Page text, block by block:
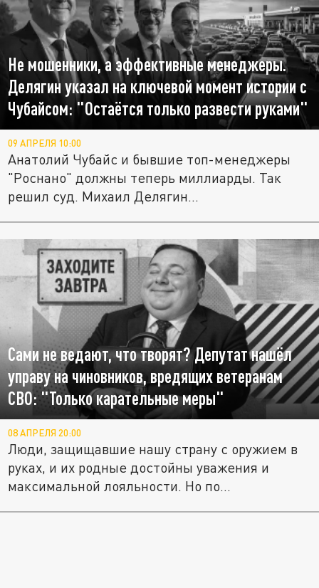
Не мошенники, а эффективные менеджеры.
Делягин указал на ключевой момент истории с
Чубайсом: "Остаётся только развести руками"
09 АПРЕЛЯ 10:00
Анатолий Чубайс и бывшие топ-менеджеры
"Роснано" должны теперь миллиарды. Так
решил суд. Михаил Делягин...
Сами не ведают, что творят? Депутат нашёл
управу на чиновников, вредящих ветеранам
СВО: "Только карательные меры"
08 АПРЕЛЯ 20:00
Люди, защищавшие нашу страну с оружием в
руках, и их родные достойны уважения и
максимальной лояльности. Но по...